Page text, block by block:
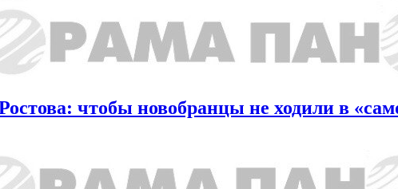
чтобы новобранцы не ходили в